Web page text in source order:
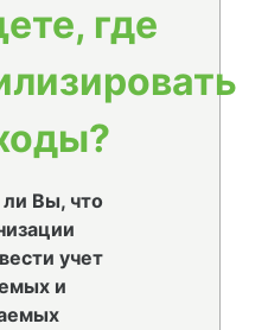
где
ли Вы, что
учет
и